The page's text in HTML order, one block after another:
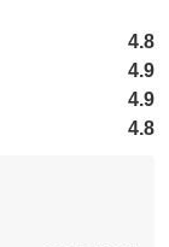
4.8
4.9
4.9
4.8